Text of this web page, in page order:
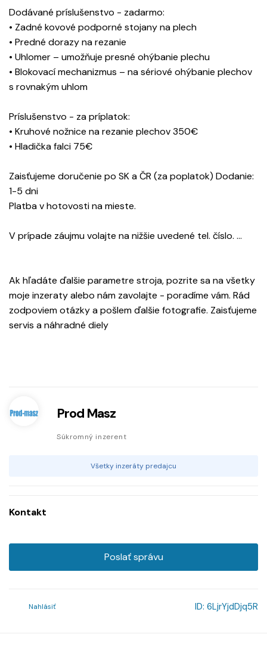
Dodávané príslušenstvo - zadarmo:
• Zadné kovové podporné stojany na plech
• Predné dorazy na rezanie
• Uhlomer – umožňuje presné ohýbanie plechu
• Blokovací mechanizmus – na sériové ohýbanie plechov
s rovnakým uhlom
Príslušenstvo - za príplatok:
• Kruhové nožnice na rezanie plechov 350€
• Hladička falci 75€
Zaisťujeme doručenie po SK a ČR (za poplatok) Dodanie:
1-5 dni
Platba v hotovosti na mieste.
V prípade záujmu volajte na nižšie uvedené tel. číslo. …
Ak hľadáte ďalšie parametre stroja, pozrite sa na všetky
moje inzeraty alebo nám zavolajte - poradíme vám. Rád
zodpoviem otázky a pošlem ďalšie fotografie. Zaisťujeme
servis a náhradné diely
Prod Masz
Súkromný inzerent
Všetky inzeráty predajcu
Kontakt
Poslať správu
Nahlásiť ID: 6LjrYjdDjq5R